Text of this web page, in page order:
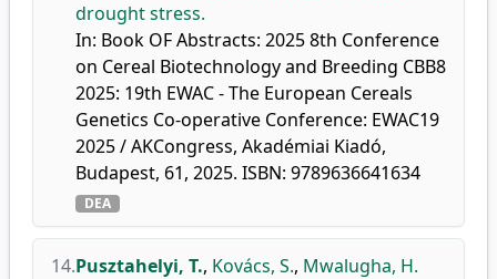
drought stress.
In: Book OF Abstracts: 2025 8th Conference
on Cereal Biotechnology and Breeding CBB8
2025: 19th EWAC - The European Cereals
Genetics Co-operative Conference: EWAC19
2025 / AKCongress, Akadémiai Kiadó,
Budapest, 61, 2025. ISBN: 9789636641634
DEA
14.Pusztahelyi, T., Kovács, S., Mwalugha, H.